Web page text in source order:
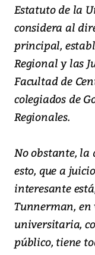
Estatuto de la
considera al
principal,
Regional y las
Facultad de
colegiados de
Regionales.
No obstante, la
esto, que a
interesante
Tunnerman,
universitaria,
público, tiene